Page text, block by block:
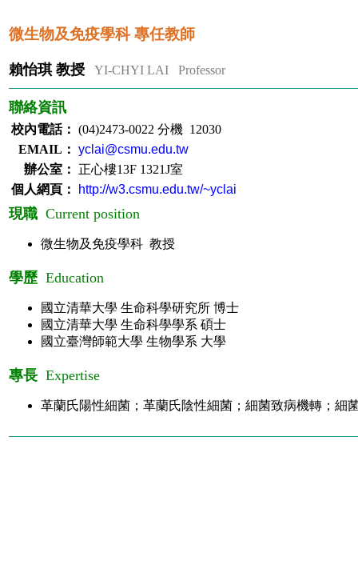
微生物及免疫學科 專任教師
賴怡琪 教授 YI-CHYI LAI Professor
聯絡資訊
校內電話： (04)2473-0022 分機 12030
EMAIL： yclai@csmu.edu.tw
辦公室：
正心樓13F 1321J室
個人網頁：
http://w3.csmu.edu.tw/~yclai
現職 Current position
微生物及免疫學科 教授
學歷 Education
國立清華大學 生命科學研究所 博士
國立清華大學 生命科學學系 碩士
國立臺灣師範大學 生物學系 大學
專長 Expertise
革蘭氏陽性細菌；革蘭氏陰性細菌；細菌致病機轉；細